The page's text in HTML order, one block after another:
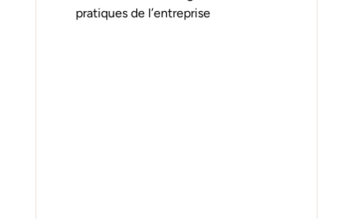
pratiques de l’entreprise